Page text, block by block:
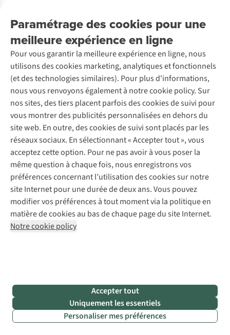
évaluation
subjective.
Comment se mettre à l’escalade ?
Conseils pour les grimpeurs débutants
•Suivez uncours d’escaladedans l’un des clubs de la Klim-
en Bergsportfederatie ou du Club Alpin Belge. Ou rendez-
vous dans une salle d’escalade intérieure locale et
demandez un cours d’initiation. Vous apprendrez les
principes de base et pourrez vous essayer à cette pratique.
•Choisissez un partenaire d’escaladeayant un poids
similaire au vôtre. Un écart de 30 % est acceptable.
•Ne vous laissez pas distraire pendant l’assurage : vous
éviterez ainsi les accidents.
•Grimper beaucoup, car au début on progresse
rapidement ! Vous atteindrez vite le niveau 5B ou 5C.
•
N’hésitez pas à demanderà d’autres grimpeurs comment
aborder au mieux une voie. Discuter de votre tactique peut
souvent aider.
Paramétrage des cookies pour une
meilleure expérience en ligne
Pour vous garantir la meilleure expérience en ligne, nous
utilisons des cookies marketing, analytiques et fonctionnels
(et des technologies similaires). Pour plus d'informations,
nous vous renvoyons également à notre cookie policy. Sur
nos sites, des tiers placent parfois des cookies de suivi pour
vous montrer des publicités personnalisées en dehors du
site web. En outre, des cookies de suivi sont placés par les
réseaux sociaux. En sélectionnant « Accepter tout », vous
acceptez cette option. Pour ne pas avoir à vous poser la
même question à chaque fois, nous enregistrons vos
préférences concernant l’utilisation des cookies sur notre
site Internet pour une durée de deux ans. Vous pouvez
modifier vos préférences à tout moment via la politique en
matière de cookies au bas de chaque page du site Internet.
Notre cookie policy
Accepter tout
Uniquement les essentiels
Personaliser mes préférences